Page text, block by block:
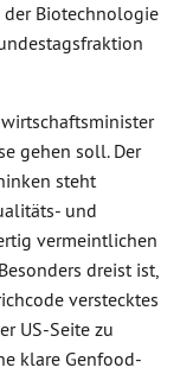
Biotechnologie
gehen soll. Der
steht
und
vermeintlichen
dreist ist,
verstecktes
US-Seite zu
klare Genfood-